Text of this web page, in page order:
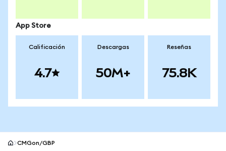
App Store
Calificación
4.7
Descargas
50M+
Reseñas
75.8K
CMGon/GBP